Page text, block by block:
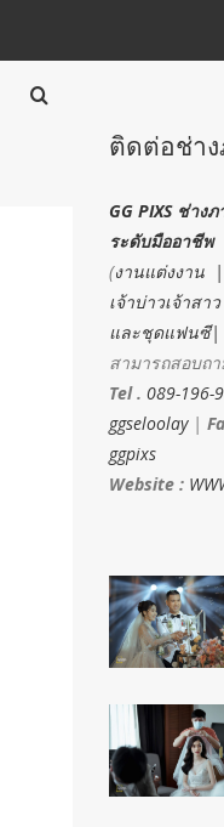
ติดต่อช่า
GG PIXS ช่าง
ระดับมืออาชีพ
(งานแต่งงาน |
เจ้าบ่าวเจ้าสา
และชุดแฟนซี|
สามารถสอบถ
Tel . 089-196-
ggseloolay|
ggpixs
Website :